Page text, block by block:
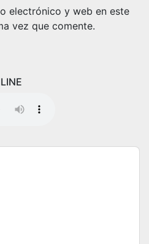
electrónico y web en este
vez que comente.